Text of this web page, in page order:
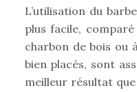
L’utilisation du
plus facile, comparé
charbon de bois ou
bien placés, sont
meilleur résultat